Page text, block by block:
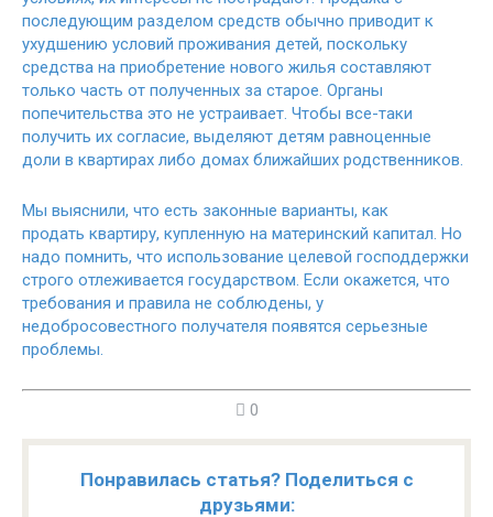
последующим разделом средств обычно приводит к
ухудшению условий проживания детей, поскольку
средства на приобретение нового жилья составляют
только часть от полученных за старое. Органы
попечительства это не устраивает. Чтобы все-таки
получить их согласие, выделяют детям равноценные
доли в квартирах либо домах ближайших родственников.
Мы выяснили, что есть законные варианты, как
продать квартиру, купленную на материнский капитал. Но
надо помнить, что использование целевой господдержки
строго отлеживается государством. Если окажется, что
требования и правила не соблюдены, у
недобросовестного получателя появятся серьезные
проблемы.
0
Понравилась статья? Поделиться с
друзьями: